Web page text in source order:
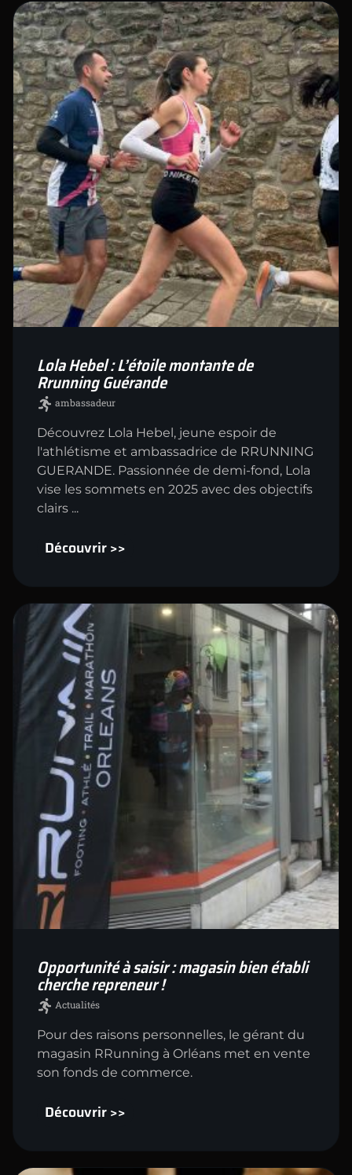
Lola Hebel : L’étoile montante de
Rrunning Guérande
ambassadeur
Découvrez Lola Hebel, jeune espoir de
l'athlétisme et ambassadrice de RRUNNING
GUERANDE. Passionnée de demi-fond, Lola
vise les sommets en 2025 avec des objectifs
clairs ...
Découvrir >>
Opportunité à saisir : magasin bien établi
cherche repreneur !
Actualités
Pour des raisons personnelles, le gérant du
magasin RRunning à Orléans met en vente
son fonds de commerce.
Découvrir >>